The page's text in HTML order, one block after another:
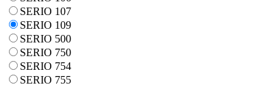
SERIO 107
SERIO 109
SERIO 500
SERIO 750
SERIO 754
SERIO 755